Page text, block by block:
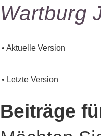
Wartburg
• Aktuelle Version
• Letzte Version
Beiträge